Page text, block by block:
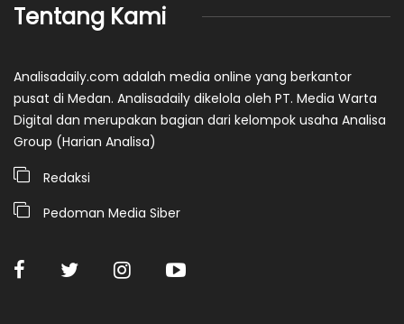
Tentang Kami
Analisadaily.com adalah media online yang berkantor
pusat di Medan. Analisadaily dikelola oleh PT. Media Warta
Digital dan merupakan bagian dari kelompok usaha Analisa
Group (Harian Analisa)
Redaksi
Pedoman Media Siber